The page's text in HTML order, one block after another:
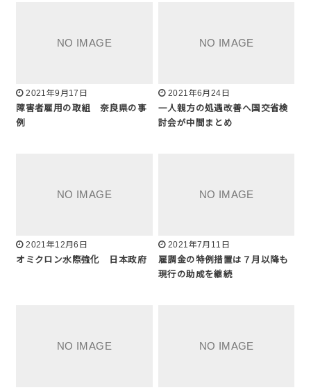
2021年9月17日
障害者雇用の取組 奈良県の事
例
2021年6月24日
一人親方の処遇改善へ国交省検
討会が中間まとめ
2021年12月6日
オミクロン水際強化 日本政府
2021年7月11日
雇調金の特例措置は７月以降も
現行の助成を継続